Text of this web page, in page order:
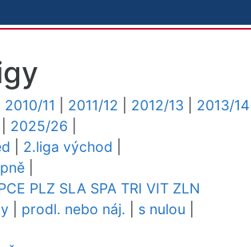
2010/11 2011/12 2012/13 2013/14
2025/26
2.liga východ
PLZ SLA SPA TRI VIT ZLN
prodl. nebo náj. s nulou